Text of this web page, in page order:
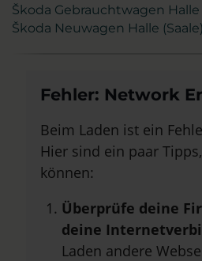
Škoda Gebrauchtwagen Halle
Škoda Neuwagen Halle (Saale)
Fehler: Network
Beim Laden ist ein
Hier sind ein paar
können:
Überprüfe deine
deine
Laden andere